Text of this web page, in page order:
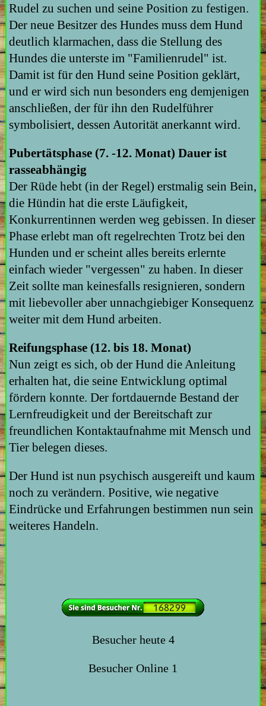
Rudel zu suchen und seine Position zu festigen.
Der neue Besitzer des Hundes muss dem Hund
deutlich klarmachen, dass die Stellung des
Hundes die unterste im "Familienrudel" ist.
Damit ist für den Hund seine Position geklärt,
und er wird sich nun besonders eng demjenigen
anschließen, der für ihn den Rudelführer
symbolisiert, dessen Autorität anerkannt wird.
Pubertätsphase (7. -12. Monat) Dauer ist
rasseabhängig
Der Rüde hebt (in der Regel) erstmalig sein Bein,
die Hündin hat die erste Läufigkeit,
Konkurrentinnen werden weg gebissen. In dieser
Phase erlebt man oft regelrechten Trotz bei den
Hunden und er scheint alles bereits erlernte
einfach wieder "vergessen" zu haben. In dieser
Zeit sollte man keinesfalls resignieren, sondern
mit liebevoller aber unnachgiebiger Konsequenz
weiter mit dem Hund arbeiten.
Reifungsphase (12. bis 18. Monat)
Nun zeigt es sich, ob der Hund die Anleitung
erhalten hat, die seine Entwicklung optimal
fördern konnte. Der fortdauernde Bestand der
Lernfreudigkeit und der Bereitschaft zur
freundlichen Kontaktaufnahme mit Mensch und
Tier belegen dieses.
Der Hund ist nun psychisch ausgereift und kaum
noch zu verändern. Positive, wie negative
Eindrücke und Erfahrungen bestimmen nun sein
weiteres Handeln.
Besucher heute 4
Besucher Online 1